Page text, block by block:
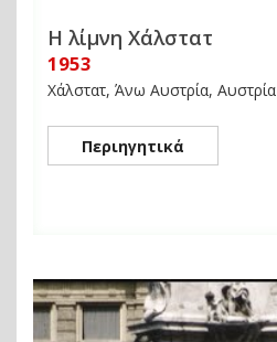
Η λίμνη Χάλστατ
1953
Χάλστατ, Άνω Αυστρία, Αυστρία
Περιηγητικά